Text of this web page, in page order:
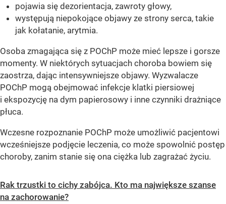
pojawia się dezorientacja, zawroty głowy,
występują niepokojące objawy ze strony serca, takie
jak kołatanie, arytmia.
Osoba zmagająca się z POChP może mieć lepsze i gorsze
momenty. W niektórych sytuacjach choroba bowiem się
zaostrza, dając intensywniejsze objawy. Wyzwalacze
POChP mogą obejmować infekcje klatki piersiowej
i ekspozycję na dym papierosowy i inne czynniki drażniące
płuca.
Wczesne rozpoznanie POChP może umożliwić pacjentowi
wcześniejsze podjęcie leczenia, co może spowolnić postęp
choroby, zanim stanie się ona ciężka lub zagrażać życiu.
Rak trzustki to cichy zabójca. Kto ma największe szanse
na zachorowanie?